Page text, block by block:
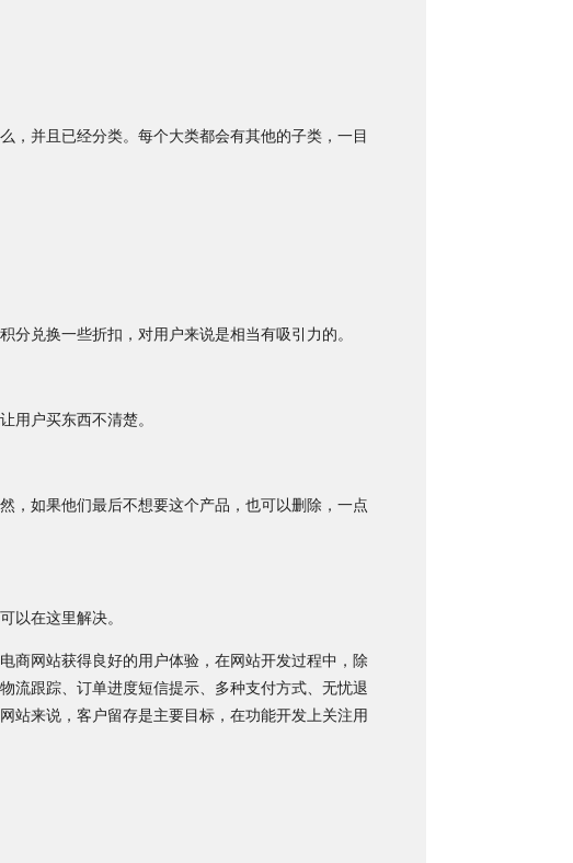
并且已经分类。每个大类都会有其他的子类，一目
兑换一些折扣，对用户来说是相当有吸引力的。
户买东西不清楚。
如果他们最后不想要这个产品，也可以删除，一点
在这里解决。
网站获得良好的用户体验，在网站开发过程中，除
流跟踪、订单进度短信提示、多种支付方式、无忧退
站来说，客户留存是主要目标，在功能开发上关注用